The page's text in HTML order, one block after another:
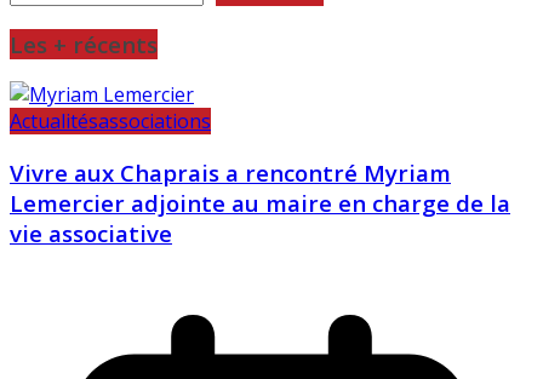
Les + récents
Actualitésassociations
Vivre aux Chaprais a rencontré Myriam
Lemercier adjointe au maire en charge de la
vie associative